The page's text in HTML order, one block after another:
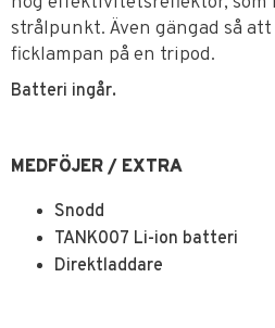
strålpunkt. Även gängad så
ficklampan på en tripod.
Batteri ingår.
MEDFÖJER / EXTRA
Snodd
TANK007 Li-ion batteri
Direktladdare